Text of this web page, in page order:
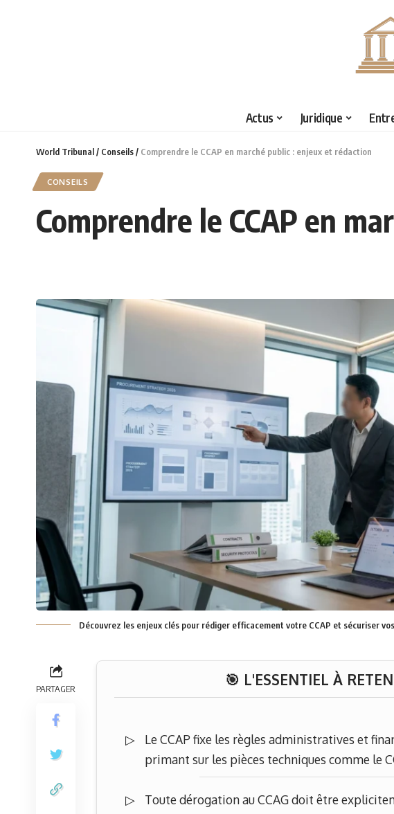
Actus Juridique
World Tribunal/ Conseils/ Comprendre le CCAP en marché public : enjeux et rédaction
CONSEILS
Comprendre le CCAP en
Découvrez les enjeux clés pour rédiger efficacement votre CCAP et sécuriser
PARTAGER 🎯 L'ESSENTIEL À
Le CCAP fixe les règles administratives et
primant sur les pièces techniques comme le
Toute dérogation au CCAG doit être